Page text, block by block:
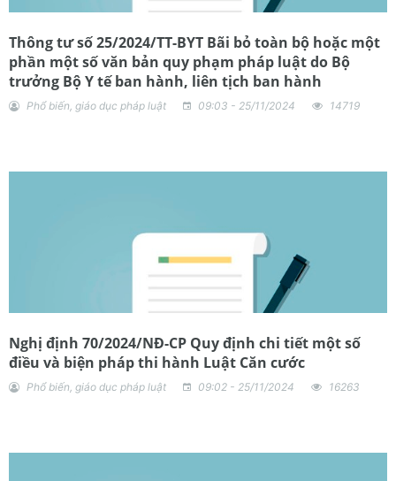
Thông tư số 25/2024/TT-BYT Bãi bỏ toàn bộ hoặc một
phần một số văn bản quy phạm pháp luật do Bộ
trưởng Bộ Y tế ban hành, liên tịch ban hành
Phổ biến, giáo dục pháp luật 09:03 - 25/11/2024 14719
Nghị định 70/2024/NĐ-CP Quy định chi tiết một số
điều và biện pháp thi hành Luật Căn cước
Phổ biến, giáo dục pháp luật 09:02 - 25/11/2024 16263